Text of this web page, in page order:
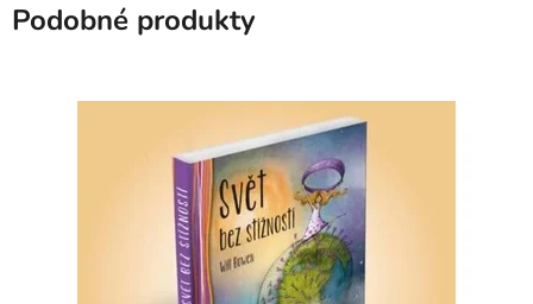
Podobné produkty